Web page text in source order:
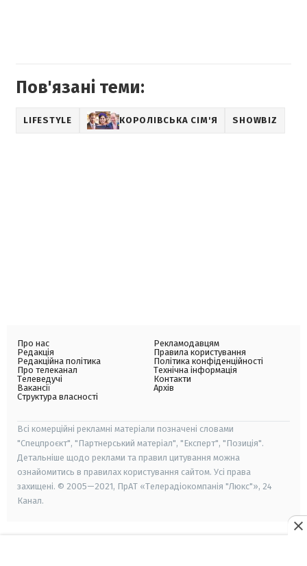
Пов'язані теми:
LIFESTYLE КОРОЛІВСЬКА СІМ'Я SHOWBIZ
Про нас
Редакція
Редакційна політика
Про телеканал
Телеведучі
Вакансії
Структура власності
Рекламодавцям
Правила користування
Політика конфіденційності
Технічна інформація
Контакти
Архів
Всі комерційні рекламні матеріали позначені словами
"Спецпроєкт", "Партнерський матеріал", "Експерт", "Позиція".
Детальніше щодо реклами та правил цитування можна
ознайомитись в правилах користування сайтом. Усі права
захищені. © 2005—2021, ПрАТ «Телерадіокомпанія "Люкс"», 24
Канал.